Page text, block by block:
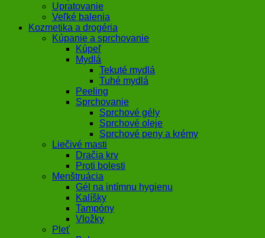
Upratovanie
Veľké balenia
Kozmetika a drogéria
Kúpanie a sprchovanie
Kúpeľ
Mydlá
Tekuté mydlá
Tuhé mydlá
Peeling
Sprchovanie
Sprchové gély
Sprchové oleje
Sprchové peny a krémy
Liečivé masti
Dračia krv
Proti bolesti
Menštruácia
Gél na intímnu hygienu
Kalíšky
Tampóny
Vložky
Pleť